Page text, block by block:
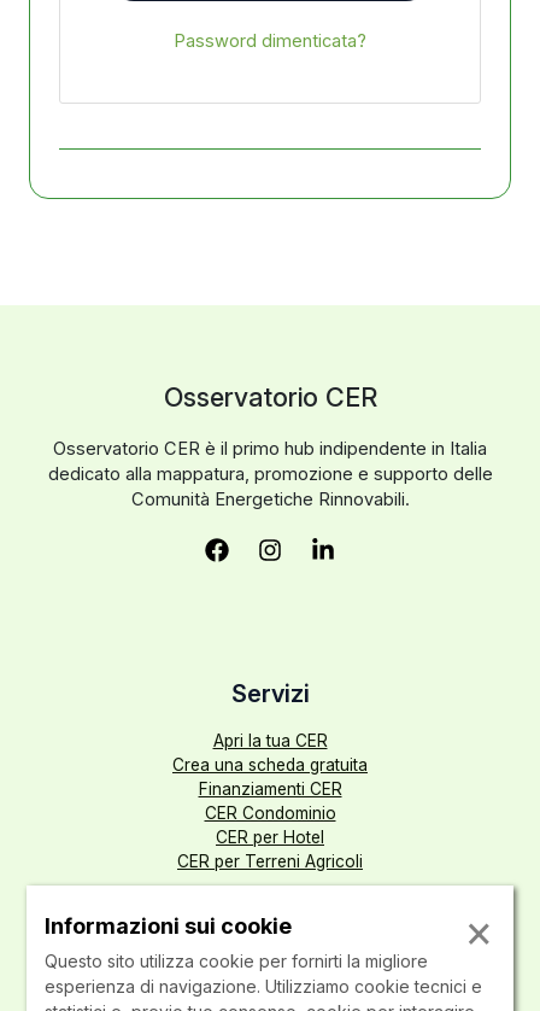
Password dimenticata?
Osservatorio CER
Osservatorio CER è il primo hub indipendente in Italia
dedicato alla mappatura, promozione e supporto delle
Comunità Energetiche Rinnovabili.
Servizi
Apri la tua CER
Crea una scheda gratuita
Finanziamenti CER
CER Condominio
CER per Hotel
CER per Terreni Agricoli
Informazioni legali
Politica sulla privacy
Cookie Policy
Informazioni sui cookie ×
Questo sito utilizza cookie per fornirti la migliore
esperienza di navigazione. Utilizziamo cookie tecnici e